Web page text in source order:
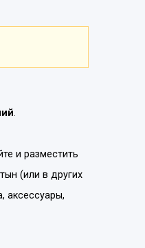
.
и разместить
(или в других
аксессуары,